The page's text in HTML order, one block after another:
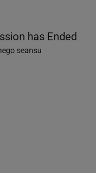
has Ended
seansu